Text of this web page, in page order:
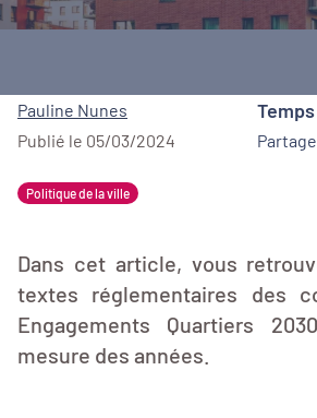
Pauline Nunes
Publié le 05/03/2024
Politique de la ville
Dans cet article, vous
textes réglementaires des
Engagements Quartiers
mesure des années.